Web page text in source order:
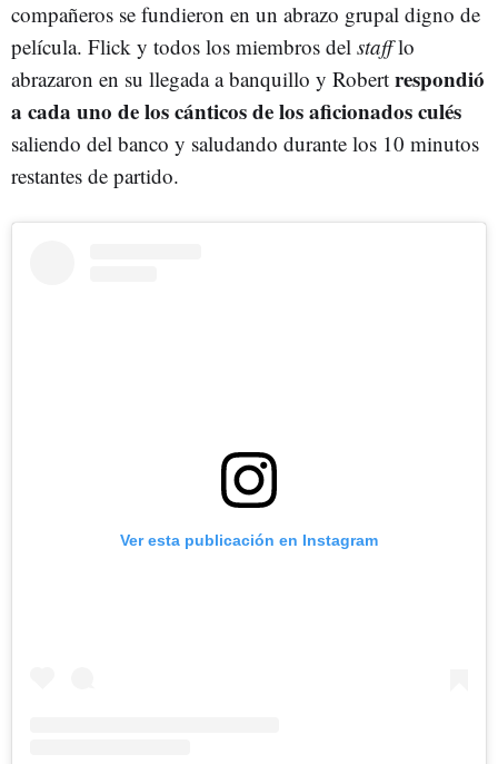
compañeros se fundieron en un abrazo grupal digno de
película. Flick y todos los miembros del stafflo
abrazaron en su llegada a banquillo y Robert respondió
a cada uno de los cánticos de los aficionados culés
saliendo del banco y saludando durante los 10 minutos
restantes de partido.
Ver esta publicación en Instagram